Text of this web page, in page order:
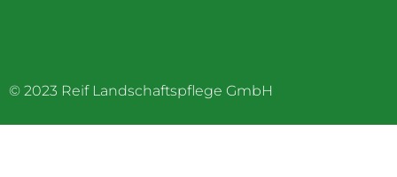
© 2023 Reif Landschaftspflege GmbH